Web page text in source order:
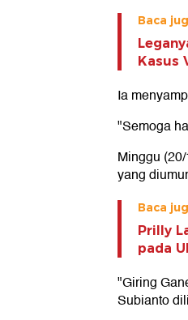
Baca
Kasus
Ia
"Semoga
Minggu
yang
Baca
Prilly
pada
"Giring
Subianto